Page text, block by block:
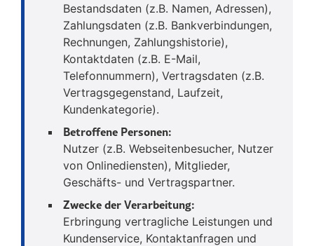
Bestandsdaten (z.B. Namen, Adressen),
Zahlungsdaten (z.B. Bankverbindungen,
Rechnungen, Zahlungshistorie),
Kontaktdaten (z.B. E-Mail,
Telefonnummern), Vertragsdaten (z.B.
Vertragsgegenstand, Laufzeit,
Kundenkategorie).
Betroffene Personen:
Nutzer (z.B. Webseitenbesucher, Nutzer
von Onlinediensten), Mitglieder,
Geschäfts- und Vertragspartner.
Zwecke der Verarbeitung:
Erbringung vertragliche Leistungen und
Kundenservice, Kontaktanfragen und